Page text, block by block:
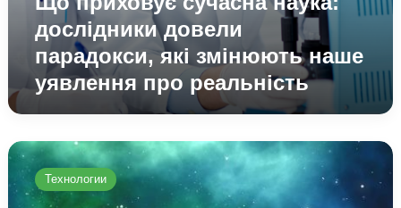
дослідники довели
парадокси, які змінюють наше
уявлення про реальність
Чому
космос
може
Технологии